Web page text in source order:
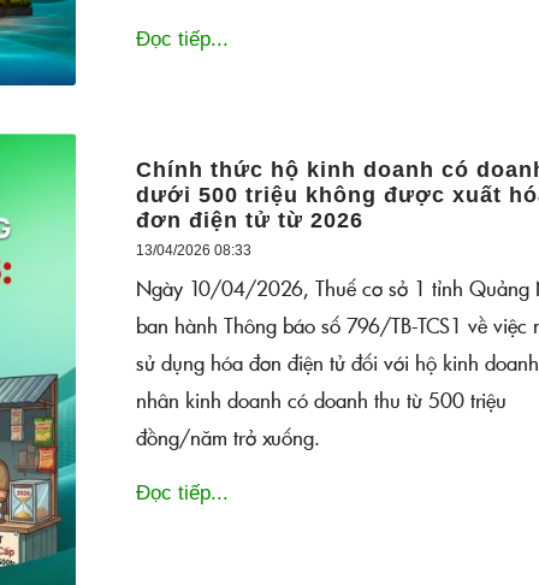
Đọc tiếp...
Chính thức hộ kinh doanh có
dưới 500 triệu không được xuất
đơn điện tử từ 2026
13/04/2026 08:33
Ngày 10/04/2026, Thuế cơ sở 1 tỉnh Quảng
ban hành Thông báo số 796/TB-TCS1 về việc
sử dụng hóa đơn điện tử đối với hộ kinh
nhân kinh doanh có doanh thu từ 500 triệu
đồng/năm trở xuống.
Đọc tiếp...